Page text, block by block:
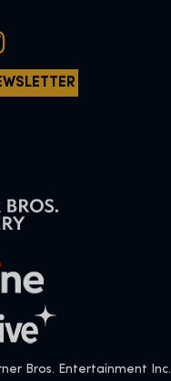
Bros. Entertainment Inc.